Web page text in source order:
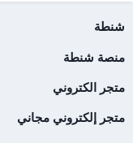
شنطة
منصة شنطة
متجر الكتروني
متجر إلكتروني مجاني